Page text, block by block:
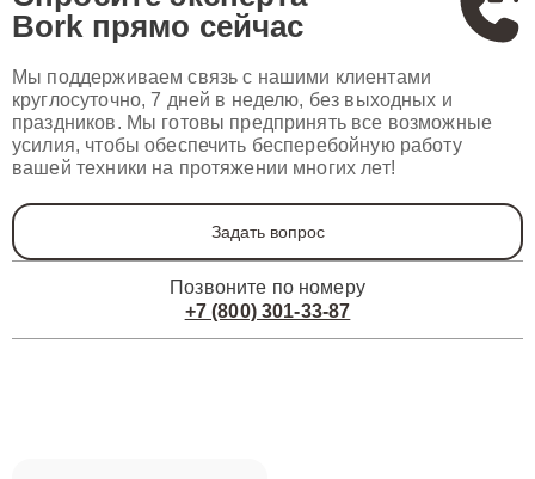
Bork прямо сейчас
Мы поддерживаем связь с нашими клиентами
круглосуточно, 7 дней в неделю, без выходных и
праздников. Мы готовы предпринять все возможные
усилия, чтобы обеспечить бесперебойную работу
вашей техники на протяжении многих лет!
Задать вопрос
Позвоните по номеру
+7 (800) 301-33-87